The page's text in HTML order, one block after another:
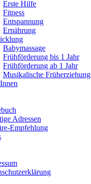
Erste Hilfe
Fitness
Entspannung
Ernährung
Babymassage
Frühförderung bis 1 Jahr
Frühförderung ab 1 Jahr
Musikalische Früherziehung
Adressen
Empfehlung